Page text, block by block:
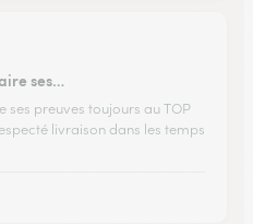
ses…
ses preuves toujours au TOP
livraison dans les temps